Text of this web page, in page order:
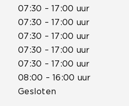
07:30 – 17:00 uur
07:30 – 17:00 uur
07:30 – 17:00 uur
07:30 – 17:00 uur
07:30 – 17:00 uur
08:00 – 16:00 uur
Gesloten